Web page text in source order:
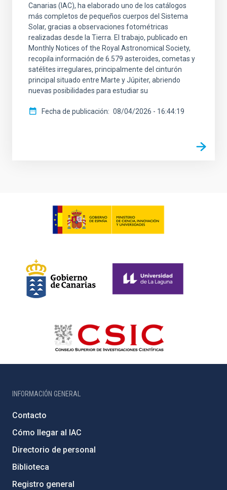
Canarias (IAC), ha elaborado uno de los catálogos
más completos de pequeños cuerpos del Sistema
Solar, gracias a observaciones fotométricas
realizadas desde la Tierra. El trabajo, publicado en
Monthly Notices of the Royal Astronomical Society,
recopila información de 6.579 asteroides, cometas y
satélites irregulares, principalmente del cinturón
principal situado entre Marte y Júpiter, abriendo
nuevas posibilidades para estudiar su
Fecha de publicación 08/04/2026 - 16:44:19
INFORMACIÓN GENERAL
Contacto
Cómo llegar al IAC
Directorio de personal
Biblioteca
Registro general